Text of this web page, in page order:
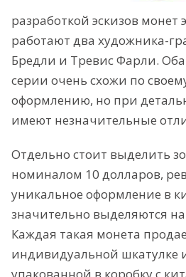
разработкой эскизов монет
работают два художника-
Бредли и Тревис Фарли.
серии очень схожи по
оформлению, но при
имеют незначительные
Отдельно стоит выделить
номиналом 10 долларов,
уникальное оформление в
значительно выделяются
Каждая такая монета
индивидуальной шкатулке